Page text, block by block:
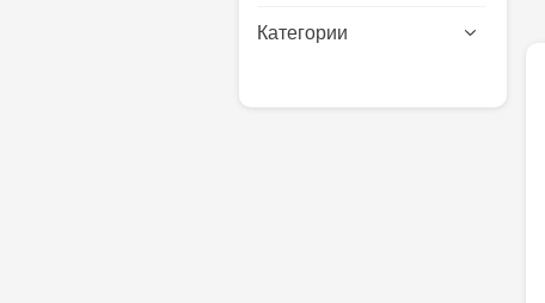
Категории